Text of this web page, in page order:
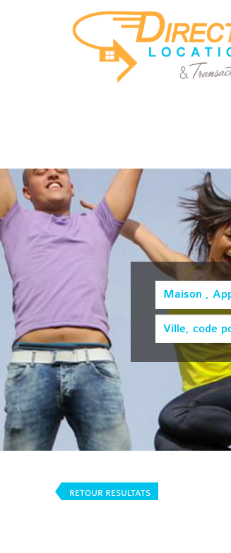
Maison ,
RETOUR RESULTATS